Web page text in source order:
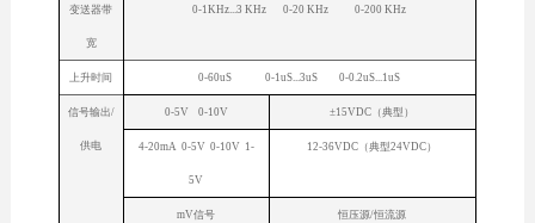
变送器带
宽
0-1KHz...3 KHz 0-20 KHz 0-200 KHz
上升时间 0-60uS 0-1uS...3uS 0-0.2uS...1uS
信号输出/
供电
0-5V 0-10V ±15VDC（典型）
4-20mA 0-5V 0-10V 1-
5V
12-36VDC（典型24VDC）
mV信号 恒压源/恒流源